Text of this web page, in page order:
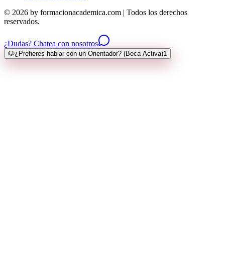
© 2026 by formacionacademica.com | Todos los derechos
reservados.
¿Dudas? Chatea con nosotros
🐶¿Prefieres hablar con un Orientador? (Beca Activa)1